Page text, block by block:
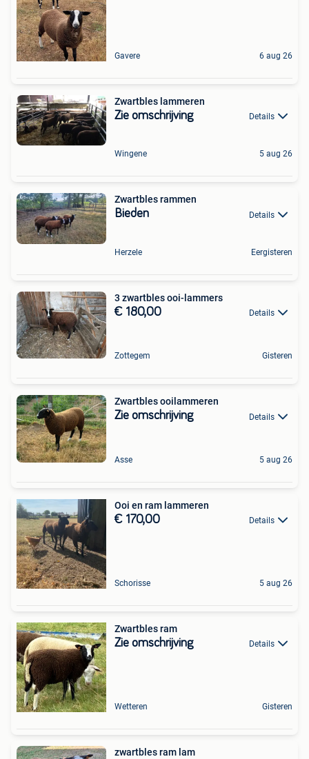
Gavere 6 aug 26
Zwartbles lammeren
Zie omschrijving Details
Wingene 5 aug 26
Zwartbles rammen
Bieden Details
Herzele Eergisteren
3 zwartbles ooi-lammers
€ 180,00 Details
Zottegem Gisteren
Zwartbles ooilammeren
Zie omschrijving Details
Asse 5 aug 26
Ooi en ram lammeren
€ 170,00 Details
Schorisse 5 aug 26
Zwartbles ram
Zie omschrijving Details
Wetteren Gisteren
zwartbles ram lam